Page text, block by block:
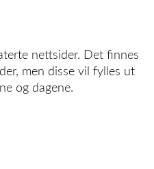
nettsider. Det finnes
men disse vil fylles ut
og dagene.